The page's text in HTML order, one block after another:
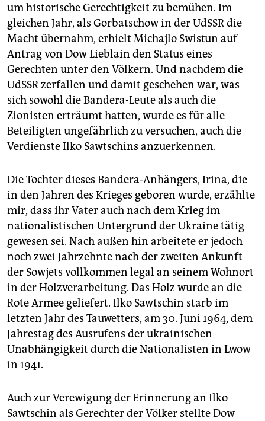
um historische Gerechtigkeit zu bemühen. Im
gleichen Jahr, als Gorbatschow in der UdSSR die
Macht übernahm, erhielt Michajlo Swistun auf
Antrag von Dow Lieblain den Status eines
Gerechten unter den Völkern. Und nachdem die
UdSSR zerfallen und damit geschehen war, was
sich sowohl die Bandera-Leute als auch die
Zionisten erträumt hatten, wurde es für alle
Beteiligten ungefährlich zu versuchen, auch die
Verdienste Ilko Sawtschins anzuerkennen.
Die Tochter dieses Bandera-Anhängers, Irina, die
in den Jahren des Krieges geboren wurde, erzählte
mir, dass ihr Vater auch nach dem Krieg im
nationalistischen Untergrund der Ukraine tätig
gewesen sei. Nach außen hin arbeitete er jedoch
noch zwei Jahrzehnte nach der zweiten Ankunft
der Sowjets vollkommen legal an seinem Wohnort
in der Holzverarbeitung. Das Holz wurde an die
Rote Armee geliefert. Ilko Sawtschin starb im
letzten Jahr des Tauwetters, am 30. Juni 1964, dem
Jahrestag des Ausrufens der ukrainischen
Unabhängigkeit durch die Nationalisten in Lwow
in 1941.
Auch zur Verewigung der Erinnerung an Ilko
Sawtschin als Gerechter der Völker stellte Dow